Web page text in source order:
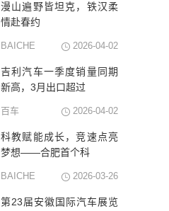
漫山遍野皆坦克，铁汉柔
情赴春约
BAICHE 2026-04-02
吉利汽车一季度销量同期
新高，3月出口超过
百车 2026-04-02
科教赋能成长，竞速点亮
梦想——合肥首个科
BAICHE 2026-03-26
第23届安徽国际汽车展览